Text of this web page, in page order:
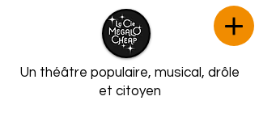
Un théâtre populaire, musical, drôle
et citoyen